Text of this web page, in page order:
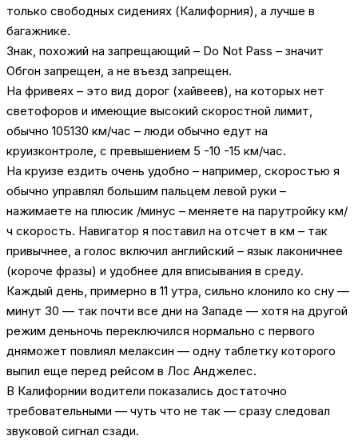
только свободных сидениях (Калифорния), а лучше в
багажнике.
Знак, похожий на запрещающий – Do Not Pass – значит
Обгон запрещен, а не въезд запрещен.
На фривеях – это вид дорог (хайвеев), на которых нет
светофоров и имеющие высокий скоростной лимит,
обычно 105130 км/час – люди обычно едут на
круизконтроле, с превышением 5 -10 -15 км/час.
На круизе ездить очень удобно – например, скоростью я
обычно управлял большим пальцем левой руки –
нажимаете на плюсик /минус – меняете на парутройку км/
ч скорость. Навигатор я поставил на отсчет в км – так
привычнее, а голос включил английский – язык лаконичнее
(короче фразы) и удобнее для вписывания в среду.
Каждый день, примерно в 11 утра, сильно клонило ко сну —
минут 30 — так почти все дни на Западе — хотя на другой
режим деньночь переключился нормально с первого
дняможет повлиял мелаксин — одну таблетку которого
выпил еще перед рейсом в Лос Анджелес.
В Калифорнии водители показались достаточно
требовательными — чуть что не так — сразу следовал
звуковой сигнал сзади.